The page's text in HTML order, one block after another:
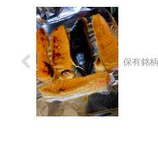
保有銘